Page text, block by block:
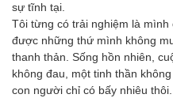
sự tĩnh tại.
Tôi từng có trải nghiệm là
được những thứ mình không
thanh thản. Sống hồn nhiên,
không đau, một tinh thần
con người chỉ có bấy nhiêu